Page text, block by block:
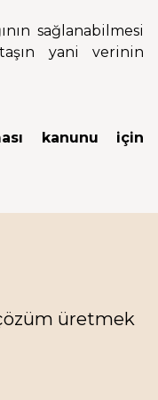
sağlanabilmesi
yani verinin
kanunu için
üretmek